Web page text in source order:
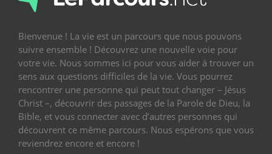
Bienvenue ! La vie est un parcours que nous pouvons
suivre ensemble ! Découvrez une nouvelle voie pour
votre vie. Nous sommes ici pour vous aider à trouver un
sens aux questions difficiles de la vie. Vous pourrez
rencontrer une personne qui peut tout changer – Jésus
Christ –, découvrir des passages de la Parole de Dieu, la
Bible, et vous connecter avec d’autres personnes qui
découvrent ce même parcours. Nous espérons que vous
reviendrez encore et encore !